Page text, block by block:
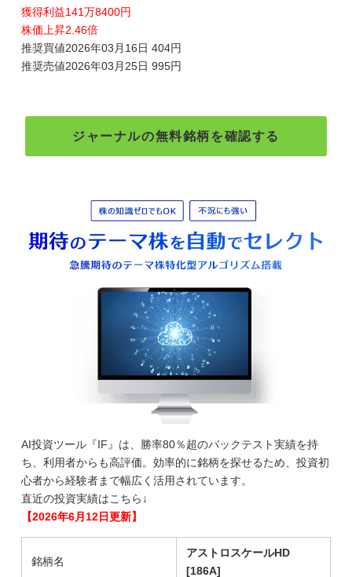
獲得利益141万8400円
株価上昇2.46倍
推奨買値2026年03月16日 404円
推奨売値2026年03月25日 995円
ジャーナルの無料銘柄を確認する
AI投資ツール『IF』は、勝率80％超のバックテスト実績を持
ち、利用者からも高評価。効率的に銘柄を探せるため、投資初
心者から経験者まで幅広く活用されています。
直近の投資実績はこちら↓
【2026年6月12日更新】
銘柄名
アストロスケールHD
[186A]